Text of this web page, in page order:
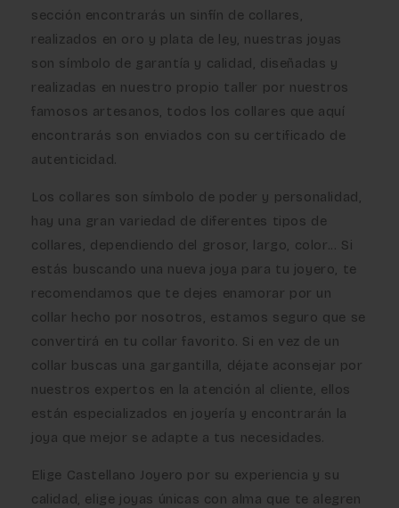
sección encontrarás un sinfín de collares,
realizados en oro y plata de ley, nuestras joyas
son símbolo de garantía y calidad, diseñadas y
realizadas en nuestro propio taller por nuestros
famosos artesanos, todos los collares que aquí
encontrarás son enviados con su certificado de
autenticidad.
Los collares son símbolo de poder y personalidad,
hay una gran variedad de diferentes tipos de
collares, dependiendo del grosor, largo, color... Si
estás buscando una nueva joya para tu joyero, te
recomendamos que te dejes enamorar por un
collar hecho por nosotros, estamos seguro que se
convertirá en tu collar favorito. Si en vez de un
collar buscas una gargantilla, déjate aconsejar por
nuestros expertos en la atención al cliente, ellos
están especializados en joyería y encontrarán la
joya que mejor se adapte a tus necesidades.
Elige Castellano Joyero por su experiencia y su
calidad, elige joyas únicas con alma que te alegren